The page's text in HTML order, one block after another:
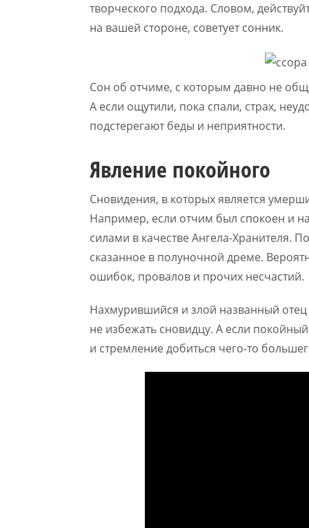
творческого подхода. Словом,
на вашей стороне, советует сонник.
Сон об отчиме, с которым давно не
А если ощутили, пока спали, страх,
подстерегают беды и неприятности.
Явление покойного
Сновидения, в которых является
Например, если отчим был спокоен и
силами в качестве Ангела-Хранителя.
сказанное в полуночной дреме.
ошибок, провалов и прочих несчастий.
Нахмурившийся и злой названный
не избежать сновидцу. А если
и стремление добиться чего-то